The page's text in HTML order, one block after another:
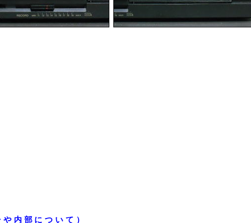
内部について）